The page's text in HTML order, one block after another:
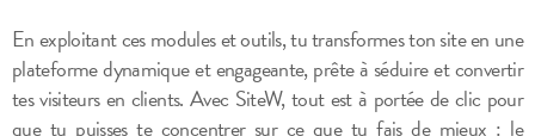
En exploitant ces modules et outils, tu transformes ton site en une
plateforme dynamique et engageante, prête à séduire et convertir
tes visiteurs en clients. Avec SiteW, tout est à portée de clic pour
que tu puisses te concentrer sur ce que tu fais de mieux : le